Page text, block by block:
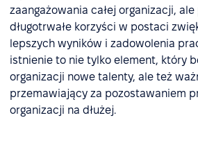
zaangażowania całej organizacji, ale
długotrwałe korzyści w postaci
lepszych wyników i zadowolenia
istnienie to nie tylko element, który
organizacji nowe talenty, ale też
przemawiający za pozostawaniem
organizacji na dłużej.